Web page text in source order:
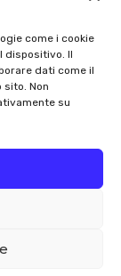
come i cookie
dispositivo. Il
dati come il
sito. Non
su
|